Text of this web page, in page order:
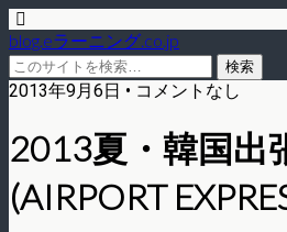
blog.eラーニング.co.jp
2013年9月6日 • コメントなし
2013夏・韓国出
(AIRPORT